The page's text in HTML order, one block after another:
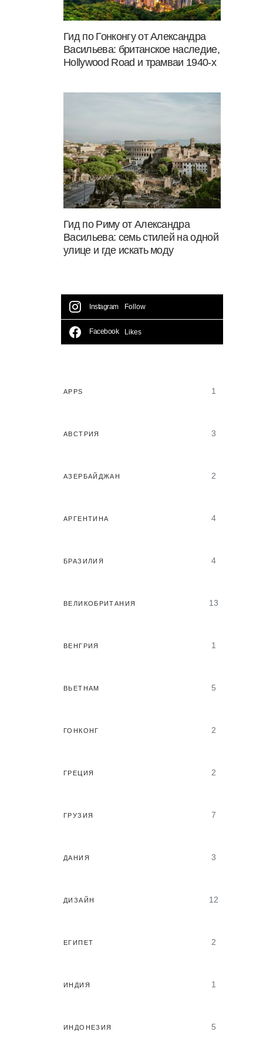
Гид по Гонконгу от Александра
Васильева: британское наследие,
Hollywood Road и трамваи 1940-х
Гид по Риму от Александра
Васильева: семь стилей на одной
улице и где искать моду
Instagram Follow
Facebook Likes
APPS 1
АВСТРИЯ 3
АЗЕРБАЙДЖАН 2
АРГЕНТИНА 4
БРАЗИЛИЯ 4
ВЕЛИКОБРИТАНИЯ 13
ВЕНГРИЯ 1
ВЬЕТНАМ 5
ГОНКОНГ 2
ГРЕЦИЯ 2
ГРУЗИЯ 7
ДАНИЯ 3
ДИЗАЙН 12
ЕГИПЕТ 2
ИНДИЯ 1
ИНДОНЕЗИЯ 5